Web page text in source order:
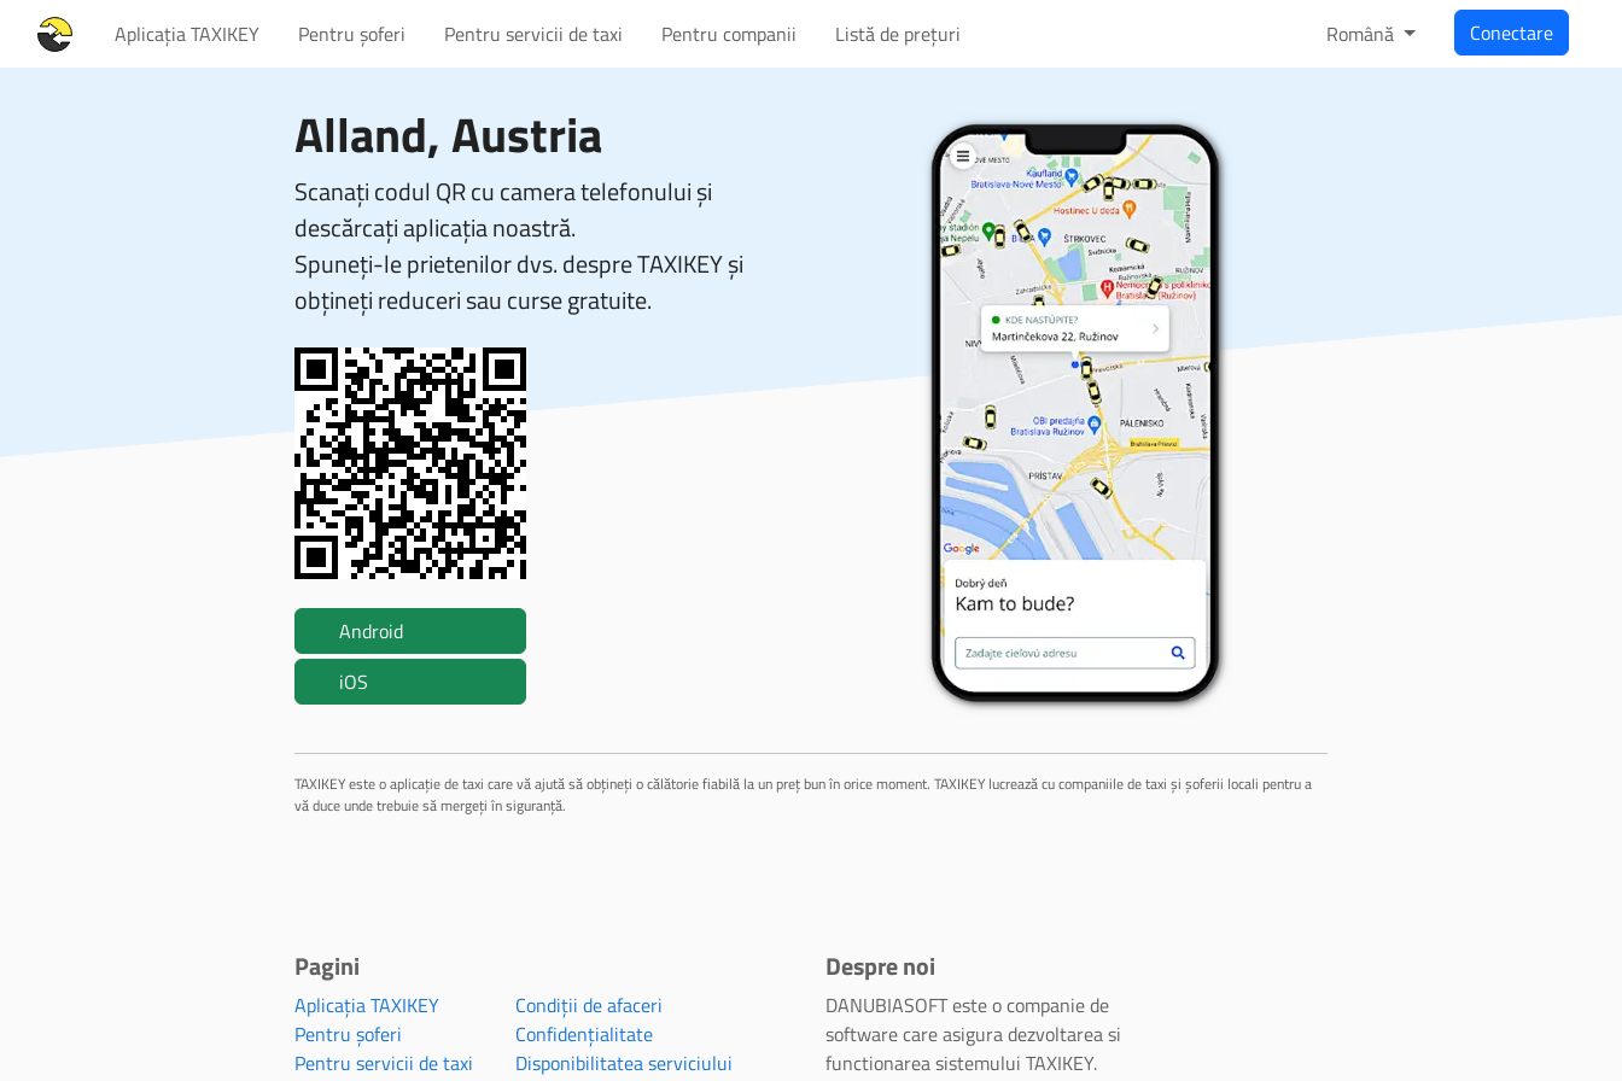
Aplicația TAXIKEY Pentru șoferi Pentru servicii de taxi Pentru companii Listă de prețuri Română Conectare
Alland, Austria
Scanați codul QR cu camera telefonului și
descărcați aplicația noastră.
Spuneți-le prietenilor dvs. despre TAXIKEY și
obțineți reduceri sau curse gratuite.
Android
iOS
TAXIKEY este o aplicație de taxi care vă ajută să obțineți o călătorie fiabilă la un preț bun în orice moment. TAXIKEY lucrează cu companiile de taxi și șoferii locali pentru a
vă duce unde trebuie să mergeți în siguranță.
Pagini
Aplicația TAXIKEY
Pentru șoferi
Pentru servicii de taxi
Condiții de afaceri
Confidențialitate
Disponibilitatea serviciului
Despre noi
DANUBIASOFT este o companie de
software care asigura dezvoltarea si
functionarea sistemului TAXIKEY.